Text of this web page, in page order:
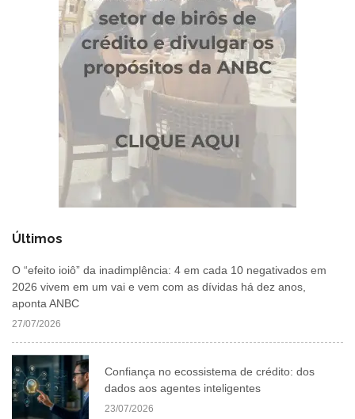
Últimos
O “efeito ioiô” da inadimplência: 4 em cada 10 negativados em
2026 vivem em um vai e vem com as dívidas há dez anos,
aponta ANBC
27/07/2026
Confiança no ecossistema de crédito: dos
dados aos agentes inteligentes
23/07/2026